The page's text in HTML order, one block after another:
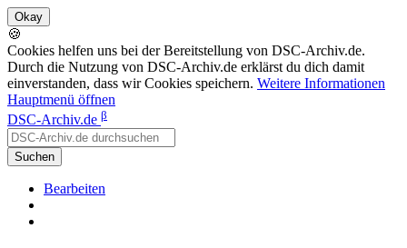
🍪
Cookies helfen uns bei der Bereitstellung von DSC-Archiv.de.
Durch die Nutzung von DSC-Archiv.de erklärst du dich damit
einverstanden, dass wir Cookies speichern. Weitere Informationen
Hauptmenü öffnen
DSC-Archiv.de β
Suchen
Bearbeiten